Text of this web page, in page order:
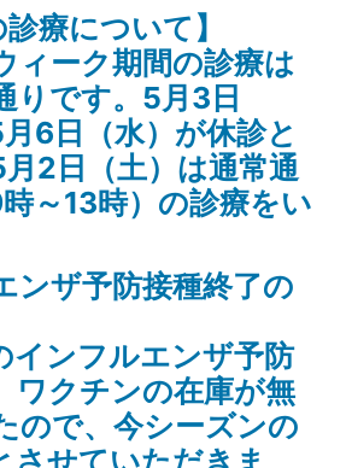
診療について】
ィーク期間の診療は
りです。5月3日
月6日（水）が休診と
2日（土）は通常通
～13時）の診療をい
ンザ予防接種終了の
インフルエンザ予防
ワクチンの在庫が無
ので、今シーズンの